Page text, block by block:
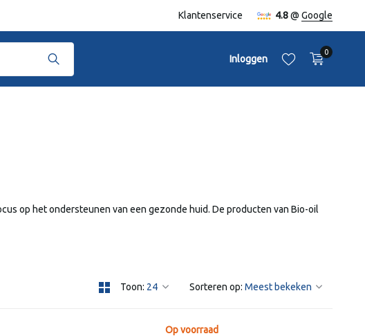
Klantenservice 4.8@ Google
Inloggen
0
op het ondersteunen van een gezonde huid. De producten van Bio-oil
Toon: Sorteren op:
Op voorraad